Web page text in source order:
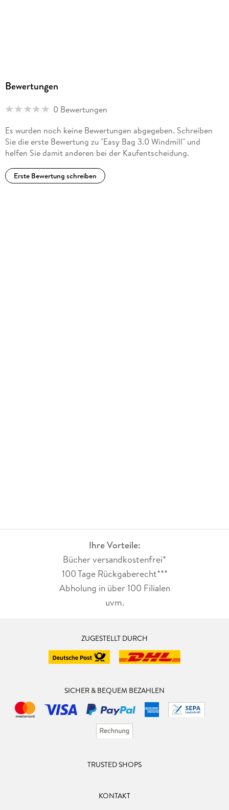
Bewertungen
0 Bewertungen
Es wurden noch keine Bewertungen abgegeben. Schreiben
Sie die erste Bewertung zu "Easy Bag 3.0 Windmill" und
helfen Sie damit anderen bei der Kaufentscheidung.
Erste Bewertung schreiben
Ihre Vorteile:
Bücher versandkostenfrei*
100 Tage Rückgaberecht***
Abholung in über 100 Filialen
uvm.
ZUGESTELLT DURCH
SICHER & BEQUEM BEZAHLEN
TRUSTED SHOPS
KONTAKT